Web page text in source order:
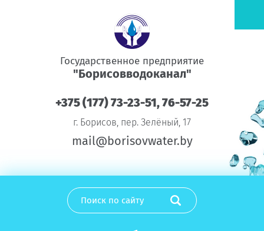
Государственное предприятие
"Борисовводоканал"
+375 (177) 73-23-51, 76-57-25
г. Борисов, пер. Зелёный, 17
mail@borisovwater.by